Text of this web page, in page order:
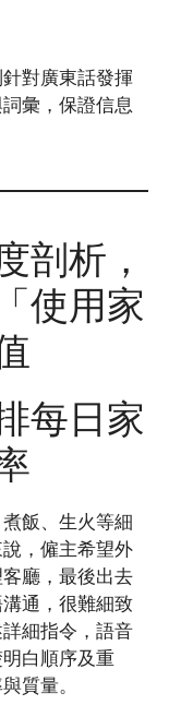
對廣東話發揮
彙，保證信息
剖析，
使用家
每日家
飯、生火等細
，僱主希望外
廳，最後出去
通，很難細致
細指令，語音
白順序及重
質量。